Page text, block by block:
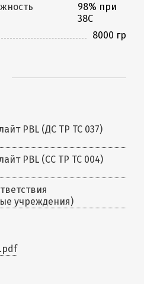
98% при
38С
8000 гр
PBL (ДС ТР ТС 037)
PBL (СС ТР ТС 004)
учреждения)